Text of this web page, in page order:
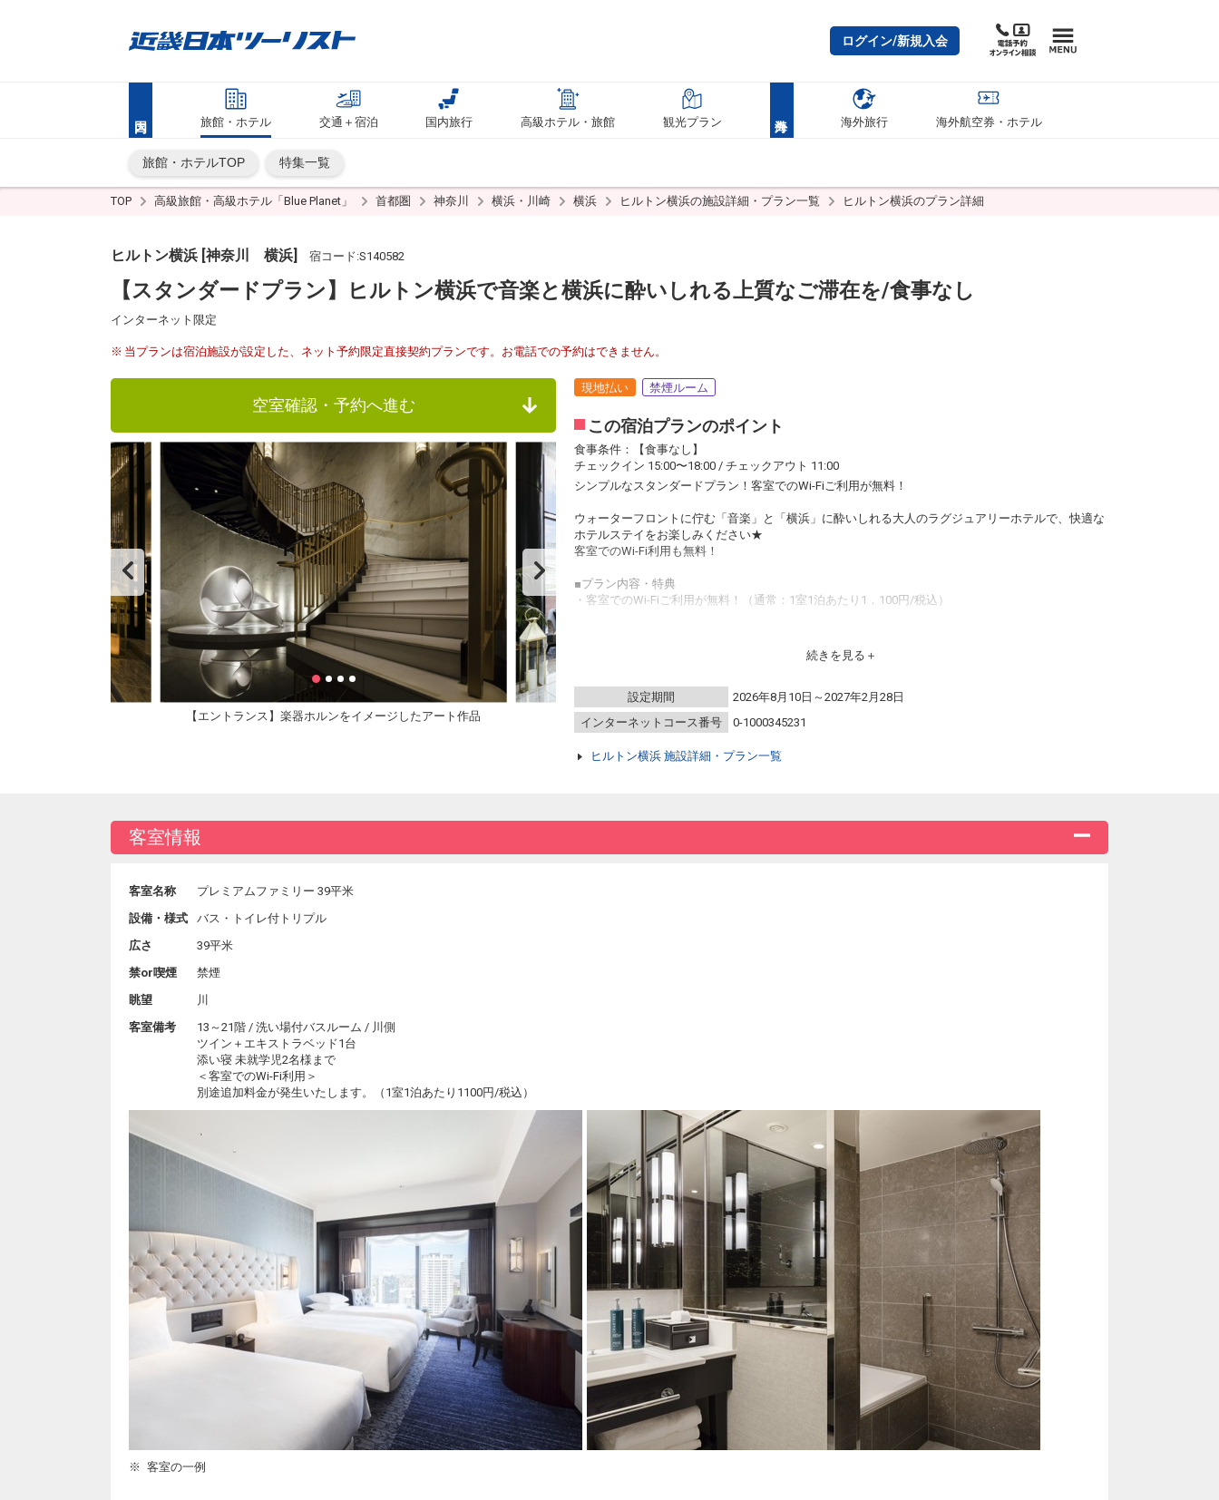
ログイン/新規入会
旅館・ホテル 交通＋宿泊 国内旅行 高級ホテル・旅館 観光プラン 海外旅行 海外航空券・ホテル
旅館・ホテルTOP 特集一覧
TOP 高級旅館・高級ホテル「Blue Planet」 首都圏 神奈川 横浜・川崎 横浜 ヒルトン横浜の施設詳細・プラン一覧 ヒルトン横浜のプラン詳細
ヒルトン横浜 [神奈川 横浜] 宿コード:S140582
【スタンダードプラン】ヒルトン横浜で音楽と横浜に酔いしれる上質なご滞在を/食事なし
インターネット限定
当プランは宿泊施設が設定した、ネット予約限定直接契約プランです。お電話での予約はできません。
空室確認・予約へ進む
【エントランス】楽器ホルンをイメージしたアート作品
現地払い 禁煙ルーム
この宿泊プランのポイント
食事条件：【食事なし】
チェックイン 15:00〜18:00 / チェックアウト 11:00
シンプルなスタンダードプラン！客室でのWi-Fiご利用が無料！
ウォーターフロントに佇む「音楽」と「横浜」に酔いしれる大人のラグジュアリーホテルで、快適な
ホテルステイをお楽しみください★
客室でのWi-Fi利用も無料！
■プラン内容・特典
・客室でのWi-Fiご利用が無料！（通常：1室1泊あたり1，100円/税込）
・未就学のお子様まで添い寝が可能です。
添い寝は全てのお部屋タイプで1室あたり2名様までとなります。
客室を含む館内空間は、「音楽」と「横浜」を連想させる絵画や彫刻などのアート作品で溢れており
・横浜ベイクォーター：徒歩約10分
・よこはまコスモワールド：車で約9分
・横浜中華街：車で約12分
続きを見る
設定期間
2026年8月10日～2027年2月28日
インターネットコース番号
0-1000345231
ヒルトン横浜 施設詳細・プラン一覧
客室情報
客室名称
プレミアムファミリー 39平米
設備・様式
バス・トイレ付トリプル
広さ
39平米
禁or喫煙
禁煙
眺望
川
客室備考
13～21階 / 洗い場付バスルーム / 川側
ツイン＋エキストラベッド1台
添い寝 未就学児2名様まで
＜客室でのWi-Fi利用＞
別途追加料金が発生いたします。（1室1泊あたり1100円/税込）
客室の一例